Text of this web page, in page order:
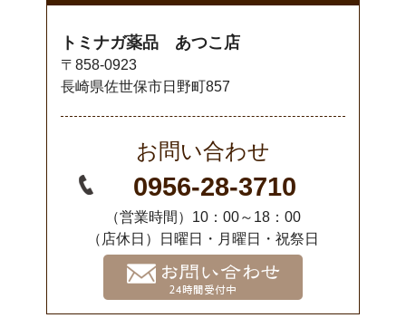
トミナガ薬品 あつこ店
〒858-0923
長崎県佐世保市日野町857
お問い合わせ
0956-28-3710
（営業時間）10：00～18：00
（店休日）日曜日・月曜日・祝祭日